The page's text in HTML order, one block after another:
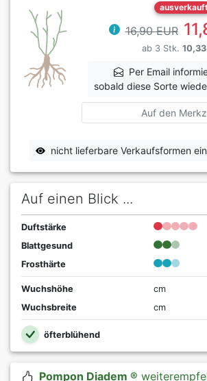
16,90 EUR
ab 3 Stk. 10,33
Per Email
sobald diese Sorte
Auf den
nicht lieferbare Verkaufsformen
Auf einen Blick ...
Duftstärke
Blattgesund
Frosthärte
Wuchshöhe
cm
Wuchsbreite
cm
öfterblühend
Pompon Diadem ®